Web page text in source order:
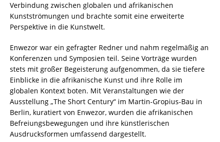
Verbindung zwischen globalen und afrikanischen
Kunstströmungen und brachte somit eine erweiterte
Perspektive in die Kunstwelt.
Enwezor war ein gefragter Redner und nahm regelmäßig an
Konferenzen und Symposien teil. Seine Vorträge wurden
stets mit großer Begeisterung aufgenommen, da sie tiefere
Einblicke in die afrikanische Kunst und ihre Rolle im
globalen Kontext boten. Mit Veranstaltungen wie der
Ausstellung „The Short Century“ im Martin-Gropius-Bau in
Berlin, kuratiert von Enwezor, wurden die afrikanischen
Befreiungsbewegungen und ihre künstlerischen
Ausdrucksformen umfassend dargestellt.